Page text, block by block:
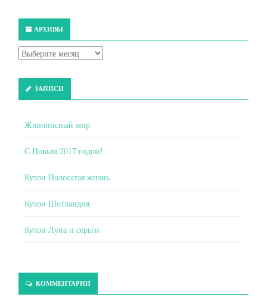
АРХИВЫ
ЗАПИСИ
Живописный мир
С Новым 2017 годом!
Кулон Полосатая жизнь
Кулон Шотландия
Кулон Луна и серьги
КОММЕНТАРИИ